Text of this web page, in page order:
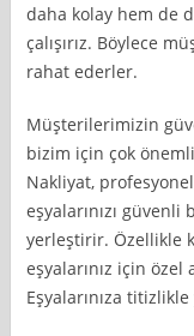
daha kolay hem de
çalışırız. Böylece
rahat ederler.
Müşterilerimizin
bizim için çok
Nakliyat,
eşyalarınızı
yerleştirir. Özellikle
eşyalarınız için
Eşyalarınıza titizlikle